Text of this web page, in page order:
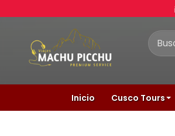
Inicio Cusco Tours